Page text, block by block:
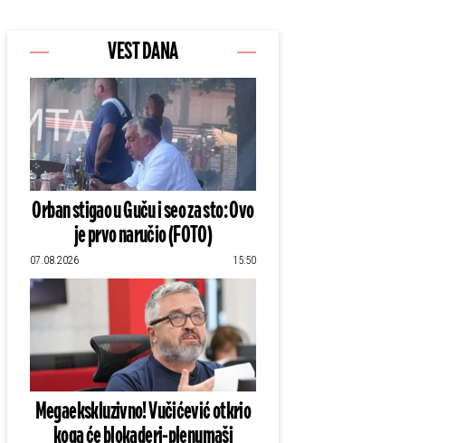
VEST DANA
Orban stigao u Guču i seo za sto: Ovo
je prvo naručio (FOTO)
07.08.2026 15:50
Megaekskluzivno! Vučićević otkrio
koga će blokaderi-plenumaši